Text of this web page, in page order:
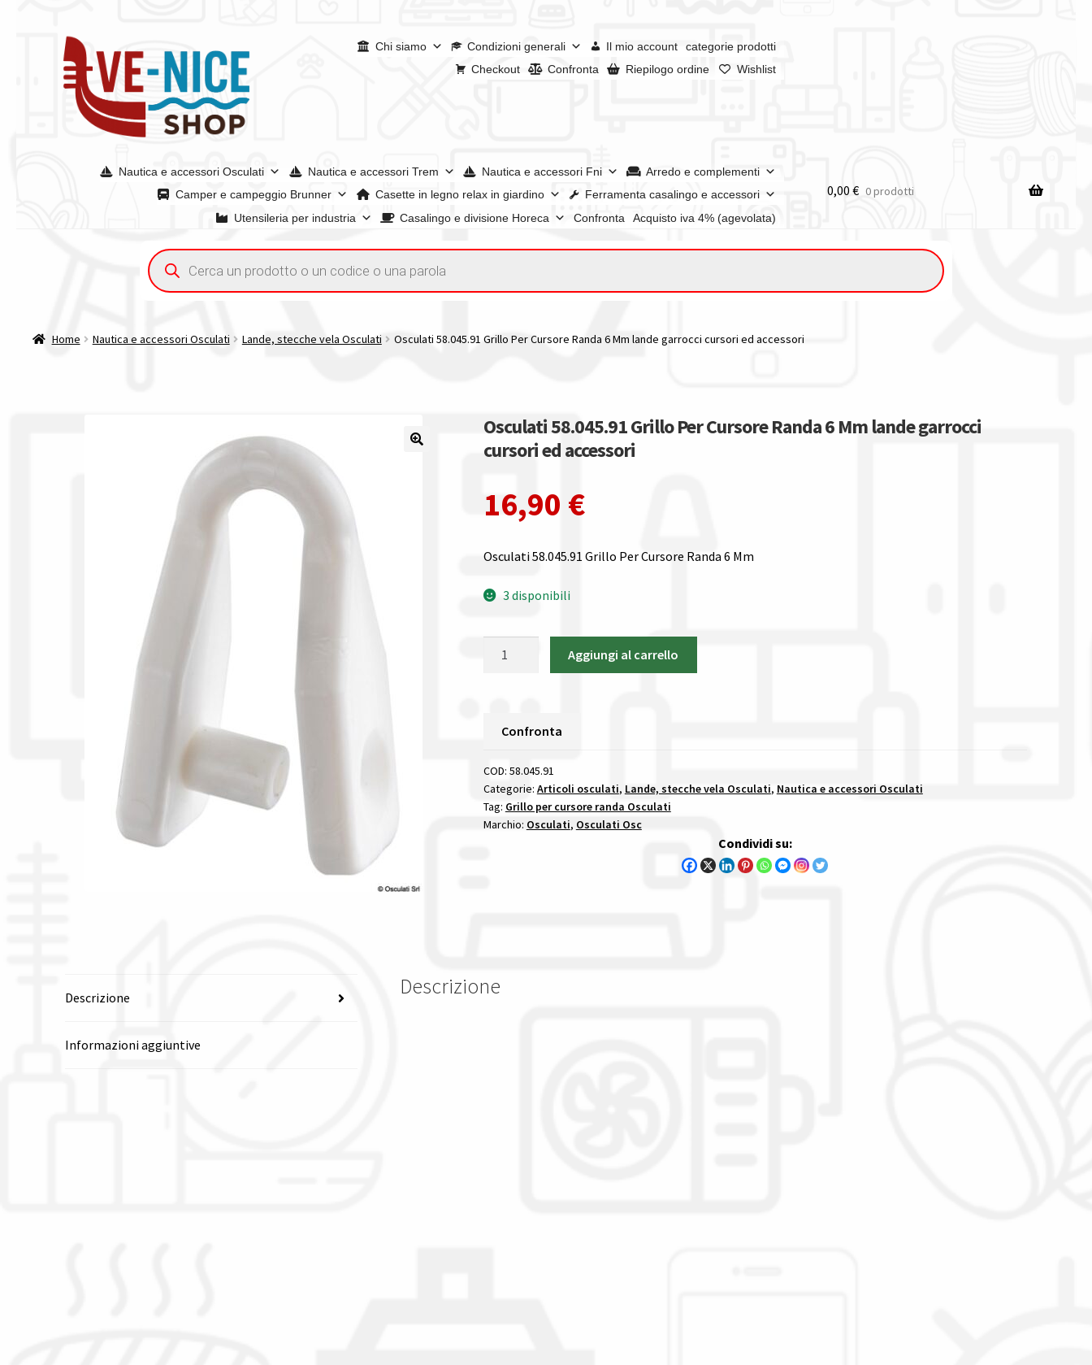
alla
navigazione
contenuto
Chi siamo Condizioni generali Il mio account
categorie prodotti
Checkout
Confronta Riepilogo ordine Wishlist
Nautica e accessori Osculati Nautica e accessori Trem Nautica e accessori Fni
Arredo e complementi
Camper e campeggio Brunner
Casette in legno relax in giardino
Ferramenta casalingo e accessori
Utensileria per industria
Casalingo e divisione Horeca Confronta Acquisto iva 4% (agevolata)
Acquisto iva 4% (agevolata)Chi siamoCondizioni generaliConfrontaConfrontaI nostri negoziRiepilogo ordine
Spedizioni in europaSpedizioni in italiaTutte le categorie dei prodottiWishlistCheckoutIl mio account
0,00 € 0 prodotti
Ricerca
prodotti
Home Nautica e accessori Osculati Lande, stecche vela Osculati Osculati 58.045.91 Grillo Per Cursore Randa 6 Mm lande garrocci cursori ed accessori
Osculati 58.045.91 Grillo Per Cursore Randa 6 Mm lande garrocci
cursori ed accessori
16,90 €
Osculati 58.045.91 Grillo Per Cursore Randa 6 Mm
3 disponibili
Cursore
6
Mm
lande
garrocci
Aggiungi al carrello
Confronta
COD: 58.045.91
Categorie: Articoli osculati, Lande, stecche vela Osculati, Nautica e accessori Osculati
Tag: Grillo per cursore randa Osculati
Marchio: Osculati, Osculati Osc
Condividi su:
Descrizione
Informazioni aggiuntive
Descrizione